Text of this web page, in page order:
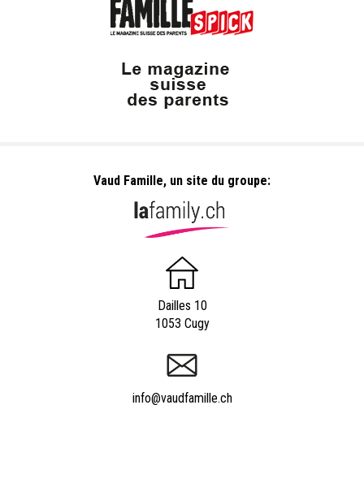
Vaud Famille, un site du groupe:
Dailles 10
1053 Cugy
info@vaudfamille.ch